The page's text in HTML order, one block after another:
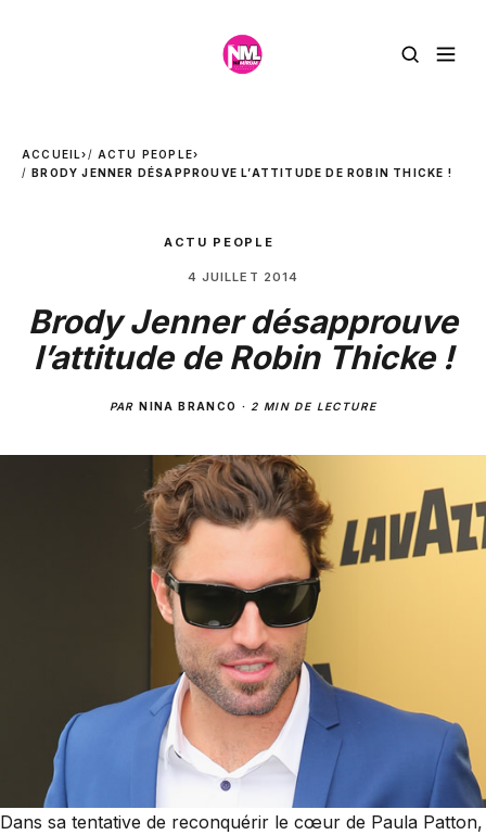
ACCUEIL› ACTU PEOPLE›
BRODY JENNER DÉSAPPROUVE L’ATTITUDE DE ROBIN THICKE !
ACTU PEOPLE
4 JUILLET 2014
Brody Jenner désapprouve
l’attitude de Robin Thicke !
PARNINA BRANCO · 2 MIN DE LECTURE
Dans sa tentative de reconquérir le cœur de Paula Patton,